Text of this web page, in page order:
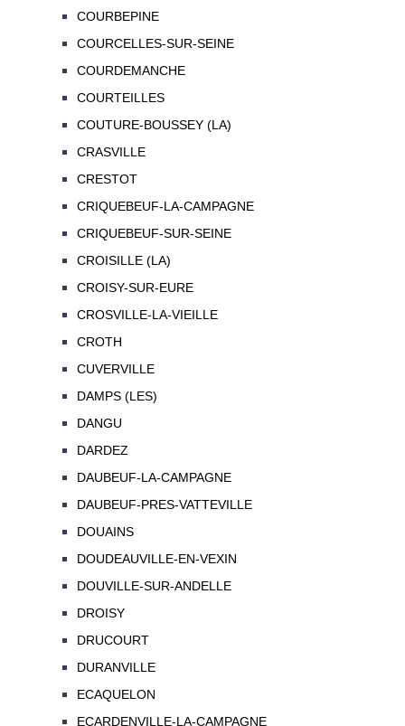
COURBEPINE
COURCELLES-SUR-SEINE
COURDEMANCHE
COURTEILLES
COUTURE-BOUSSEY (LA)
CRASVILLE
CRESTOT
CRIQUEBEUF-LA-CAMPAGNE
CRIQUEBEUF-SUR-SEINE
CROISILLE (LA)
CROISY-SUR-EURE
CROSVILLE-LA-VIEILLE
CROTH
CUVERVILLE
DAMPS (LES)
DANGU
DARDEZ
DAUBEUF-LA-CAMPAGNE
DAUBEUF-PRES-VATTEVILLE
DOUAINS
DOUDEAUVILLE-EN-VEXIN
DOUVILLE-SUR-ANDELLE
DROISY
DRUCOURT
DURANVILLE
ECAQUELON
ECARDENVILLE-LA-CAMPAGNE